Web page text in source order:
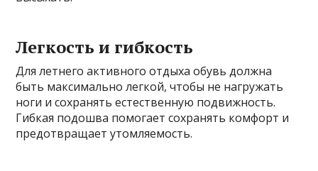
Легкость и гибкость
Для летнего активного отдыха обувь должна
быть максимально легкой, чтобы не нагружать
ноги и сохранять естественную подвижность.
Гибкая подошва помогает сохранять комфорт и
предотвращает утомляемость.